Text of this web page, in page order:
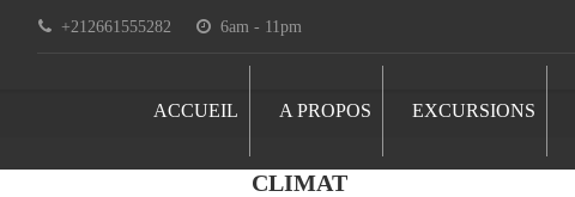
+212661555282 6am - 11pm
ACCUEIL A PROPOS EXCURSIONS
CLIMAT